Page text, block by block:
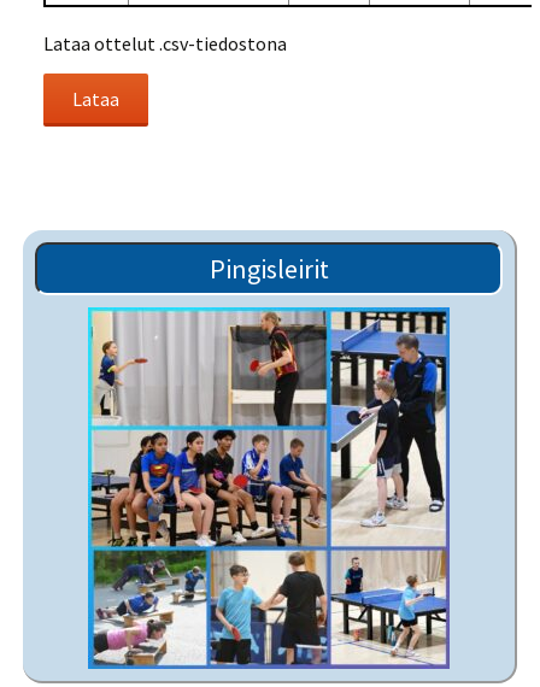
Lataa ottelut .csv-tiedostona
Pingisleirit